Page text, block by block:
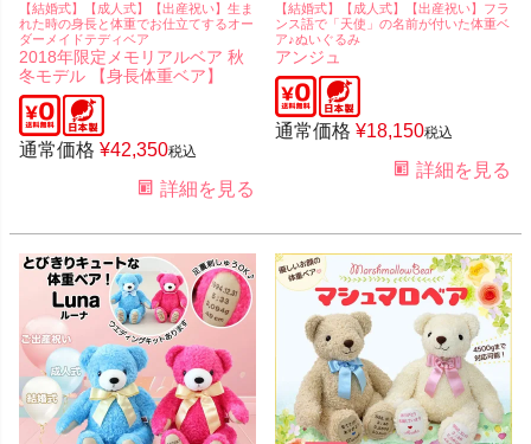
【結婚式】【成人式】【出産祝い】生ま
れた時の身長と体重でお仕立てするオー
ダーメイドテディベア
2018年限定メモリアルベア 秋
冬モデル 【身長体重ベア】
通常価格 ¥42,350税込
詳細を見る
【結婚式】【成人式】【出産祝い】フラ
ンス語で「天使」の名前が付いた体重ベ
ア♪ぬいぐるみ
アンジュ
通常価格 ¥18,150税込
詳細を見る